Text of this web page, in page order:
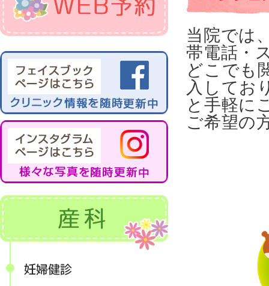
当院では
帯電話・
どこでも
入してお
と手軽に
ご希望の